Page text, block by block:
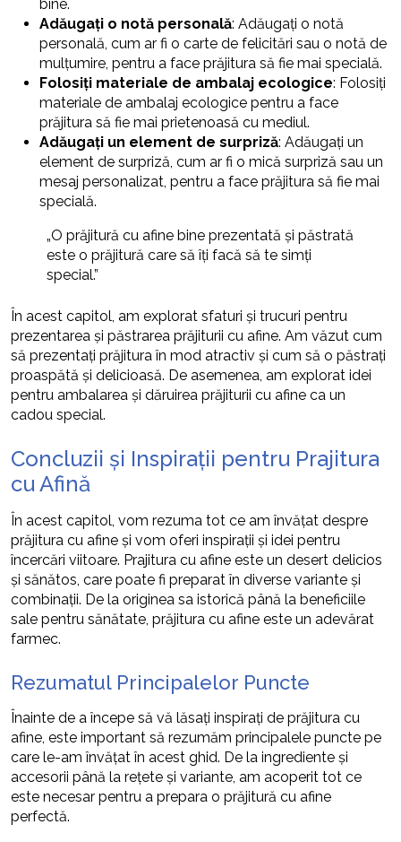
bine.
Adăugați o notă personală: Adăugați o notă
personală, cum ar fi o carte de felicitări sau o notă de
mulțumire, pentru a face prăjitura să fie mai specială.
Folosiți materiale de ambalaj ecologice: Folosiți
materiale de ambalaj ecologice pentru a face
prăjitura să fie mai prietenoasă cu mediul.
Adăugați un element de surpriză: Adăugați un
element de surpriză, cum ar fi o mică surpriză sau un
mesaj personalizat, pentru a face prăjitura să fie mai
specială.
„O prăjitură cu afine bine prezentată și păstrată
este o prăjitură care să îți facă să te simți
special.”
În acest capitol, am explorat sfaturi și trucuri pentru
prezentarea și păstrarea prăjiturii cu afine. Am văzut cum
să prezentați prăjitura în mod atractiv și cum să o păstrați
proaspătă și delicioasă. De asemenea, am explorat idei
pentru ambalarea și dăruirea prăjiturii cu afine ca un
cadou special.
Concluzii și Inspirații pentru Prajitura
cu Afină
În acest capitol, vom rezuma tot ce am învățat despre
prăjitura cu afine și vom oferi inspirații și idei pentru
încercări viitoare. Prajitura cu afine este un desert delicios
și sănătos, care poate fi preparat în diverse variante și
combinații. De la originea sa istorică până la beneficiile
sale pentru sănătate, prăjitura cu afine este un adevărat
farmec.
Rezumatul Principalelor Puncte
Înainte de a începe să vă lăsați inspirați de prăjitura cu
afine, este important să rezumăm principalele puncte pe
care le-am învățat în acest ghid. De la ingrediente și
accesorii până la rețete și variante, am acoperit tot ce
este necesar pentru a prepara o prăjitură cu afine
perfectă.